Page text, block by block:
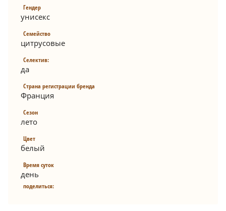
Гендер
унисекс
Семейство
цитрусовые
Селектив:
да
Страна регистрации бренда
Франция
Сезон
лето
Цвет
белый
Время суток
день
поделиться: